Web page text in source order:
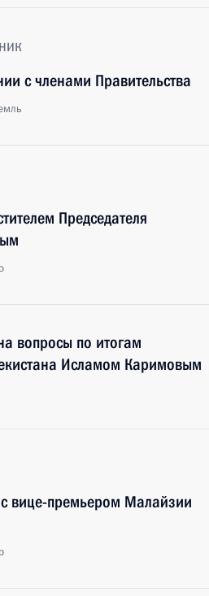
с членами Правительства
Председателя
вопросы по итогам
Исламом Каримовым
с вице-премьером Малайзии